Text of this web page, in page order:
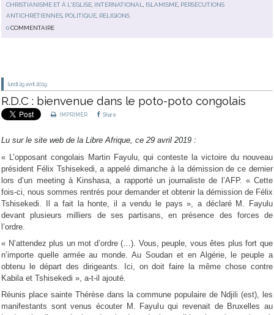
CHRISTIANISME ET À L'EGLISE INTERNATIONAL ISLAMISME PERSÉCUTIONS
ANTICHRÉTIENNES, POLITIQUE, RELIGIONS
0COMMENTAIRE
lundi 29 avril 2019
R.D.C : bienvenue dans le poto-poto congolais
IMPRIMER Share
Lu sur le site web de la Libre Afrique, ce 29 avril 2019 :
« L’opposant congolais Martin Fayulu, qui conteste la victoire du nouveau
président Félix Tshisekedi, a appelé dimanche à la démission de ce dernier
lors d’un meeting à Kinshasa, a rapporté un journaliste de l’AFP. « Cette
fois-ci, nous sommes rentrés pour demander et obtenir la démission de Félix
Tshisekedi. Il a fait la honte, il a vendu le pays », a déclaré M. Fayulu
devant plusieurs milliers de ses partisans, en présence des forces de
l’ordre.
« N’attendez plus un mot d’ordre (…). Vous, peuple, vous êtes plus fort que
n’importe quelle armée au monde. Au Soudan et en Algérie, le peuple a
obtenu le départ des dirigeants. Ici, on doit faire la même chose contre
Kabila et Tshisekedi », a-t-il ajouté.
Réunis place sainte Thérèse dans la commune populaire de Ndjili (est), les
manifestants sont venus écouter M. Fayulu qui revenait de Bruxelles au